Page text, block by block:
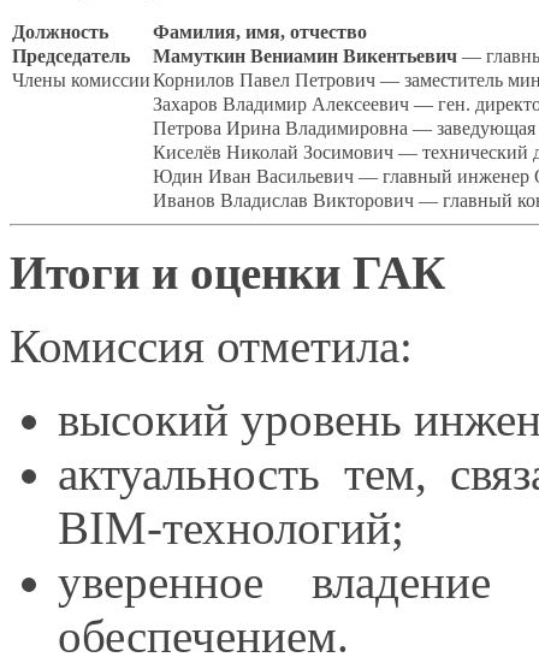
Должность
Фамилия, имя, отчество
Председатель
Мамуткин Вениамин Викентьевич —
Члены комиссииКорнилов Павел Петрович — заместитель
Захаров Владимир Алексеевич — ген.
Петрова Ирина Владимировна — заведующая
Киселёв Николай Зосимович — технический
Юдин Иван Васильевич — главный инженер
Иванов Владислав Викторович — главный
Итоги и оценки ГАК
Комиссия отметила:
высокий уровень
актуальность тем,
BIM-технологий;
уверенное
обеспечением.